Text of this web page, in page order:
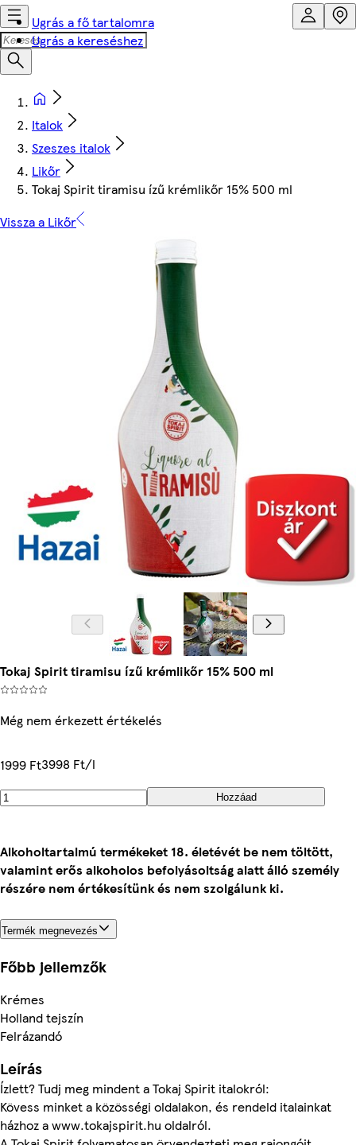
Ugrás a fő tartalomra
Ugrás a kereséshez
Italok
Szeszes italok
Likőr
Tokaj Spirit tiramisu ízű krémlikőr 15% 500 ml
Vissza a Likőr
Tokaj Spirit tiramisu ízű krémlikőr 15% 500 ml
Még nem érkezett értékelés
1999 Ft3998 Ft/l
Hozzáad
Alkoholtartalmú termékeket 18. életévét be nem töltött,
valamint erős alkoholos befolyásoltság alatt álló személy
részére nem értékesítünk és nem szolgálunk ki.
Termék megnevezés
Főbb jellemzők
Krémes
Holland tejszín
Felrázandó
Leírás
Ízlett? Tudj meg mindent a Tokaj Spirit italokról:
Kövess minket a közösségi oldalakon, és rendeld italainkat
házhoz a www.tokajspirit.hu oldalról.